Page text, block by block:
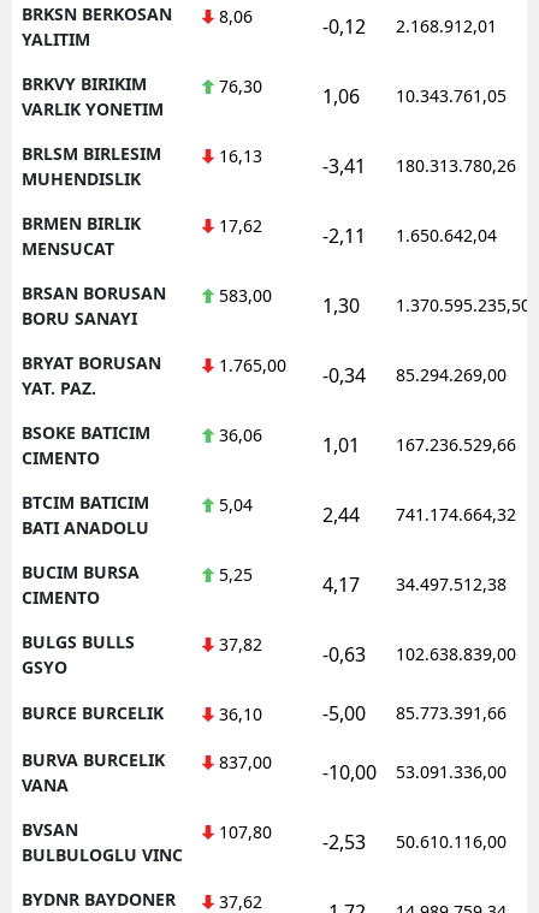
BRKSN BERKOSAN
YALITIM
8,06 -0,12 2.168.912,01
BRKVY BIRIKIM
VARLIK YONETIM
76,30 1,06 10.343.761,05
BRLSM BIRLESIM
MUHENDISLIK
16,13 -3,41 180.313.780,26
BRMEN BIRLIK
MENSUCAT
17,62 -2,11 1.650.642,04
BRSAN BORUSAN
BORU SANAYI
583,00 1,30 1.370.595.235,50
BRYAT BORUSAN
YAT. PAZ.
1.765,00 -0,34 85.294.269,00
BSOKE BATICIM
CIMENTO
36,06 1,01 167.236.529,66
BTCIM BATICIM
BATI ANADOLU
5,04 2,44 741.174.664,32
BUCIM BURSA
CIMENTO
5,25 4,17 34.497.512,38
BULGS BULLS
GSYO
37,82 -0,63 102.638.839,00
BURCE BURCELIK 36,10 -5,00 85.773.391,66
BURVA BURCELIK
VANA
837,00 -10,00 53.091.336,00
BVSAN
BULBULOGLU VINC
107,80 -2,53 50.610.116,00
BYDNR BAYDONER
37,62